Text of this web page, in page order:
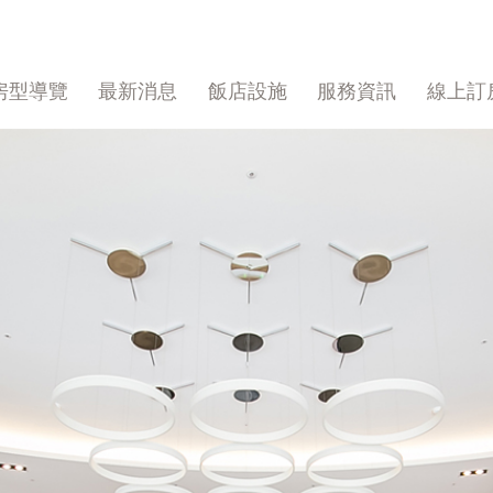
型導覽 最新消息 飯店設施 服務資訊 線上訂